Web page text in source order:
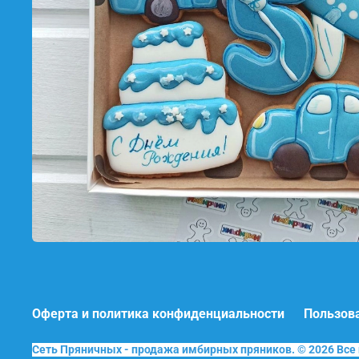
Оферта и политика конфиденциальности
Сеть Пряничных - продажа имбирных пряников. © 2026